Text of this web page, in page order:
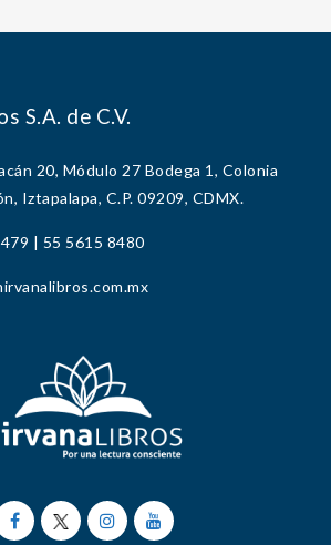
S.A. de C.V.
20, Módulo 27 Bodega 1, Colonia
Iztapalapa, C.P. 09209, CDMX.
| 55 5615 8480